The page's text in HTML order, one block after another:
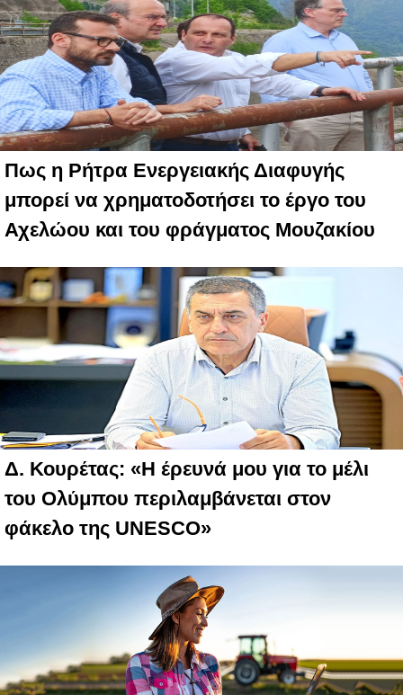
Πως η Ρήτρα Ενεργειακής Διαφυγής
μπορεί να χρηματοδοτήσει το έργο του
Αχελώου και του φράγματος Μουζακίου
Δ. Κουρέτας: «Η έρευνά μου για το μέλι
του Ολύμπου περιλαμβάνεται στον
φάκελο της UNESCO»